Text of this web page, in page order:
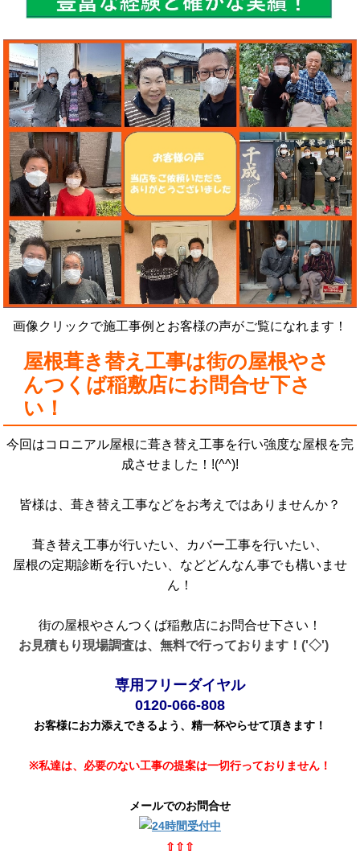
画像クリックで施工事例とお客様の声がご覧になれます！
屋根葺き替え工事は街の屋根やさ
んつくば稲敷店にお問合せ下さ
い！
今回はコロニアル屋根に葺き替え工事を行い強度な屋根を完
成させました！!(^^)!
皆様は、葺き替え工事などをお考えではありませんか？
葺き替え工事が行いたい、カバー工事を行いたい、
屋根の定期診断を行いたい、などどんなん事でも構いませ
ん！
街の屋根やさんつくば稲敷店にお問合せ下さい！
お見積もり現場調査は、無料で行っております！('◇')ゞ
専用フリーダイヤル
0120-066-808
お客様にお力添えできるよう、精一杯やらせて頂きます！
※私達は、必要のない工事の提案は一切行っておりません！
メールでのお問合せ
⇧⇧⇧